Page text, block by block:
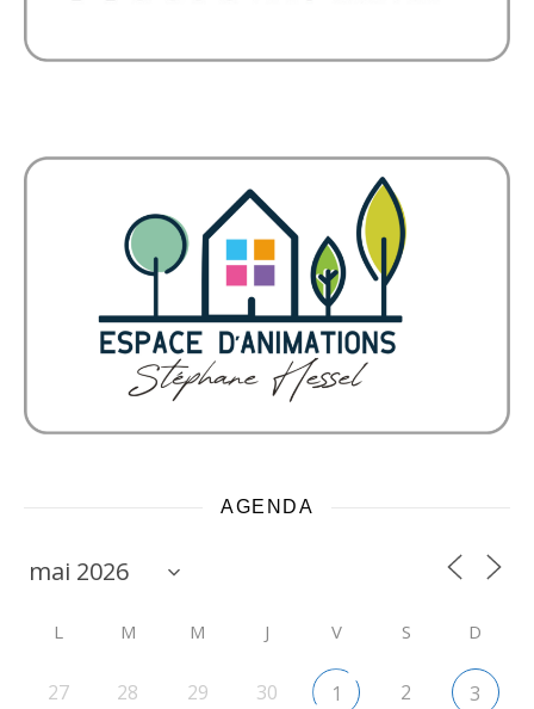
AGENDA
L M M J V S D
27 28 29 30 1 2 3